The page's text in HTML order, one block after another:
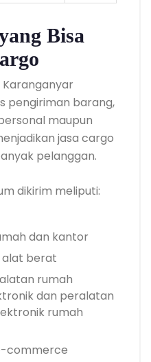
Bisa
pengiriman barang,
maupun
jasa cargo
pelanggan.
dikirim meliputi:
dan kantor
alat berat
rumah
dan peralatan
rumah
commerce